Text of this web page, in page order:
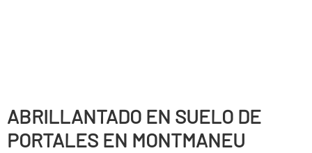
ABRILLANTADO EN SUELO DE
PORTALES EN MONTMANEU